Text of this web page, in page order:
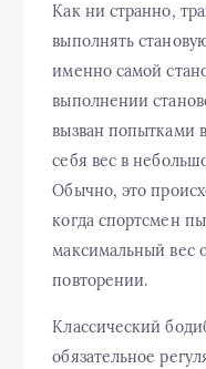
Как ни странно,
выполнять
именно самой
выполнении
вызван попытками
себя вес в
Обычно, это
когда спортсмен
максимальный вес
повторении.
Классический
обязательное